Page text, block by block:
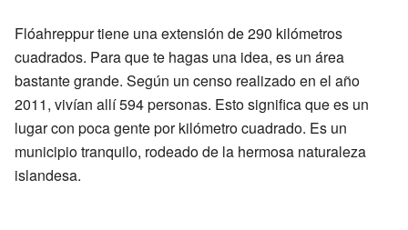
Flóahreppur tiene una extensión de 290 kilómetros
cuadrados. Para que te hagas una idea, es un área
bastante grande. Según un censo realizado en el año
2011, vivían allí 594 personas. Esto significa que es un
lugar con poca gente por kilómetro cuadrado. Es un
municipio tranquilo, rodeado de la hermosa naturaleza
islandesa.